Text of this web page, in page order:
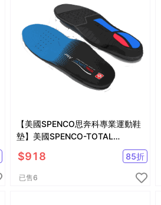
【美國SPENCO思奔科專業運動鞋
墊】美國SPENCO-TOTAL
SUPPORT MAX 全面支撐避震鞋
墊SP21858
$918 85折
已售6